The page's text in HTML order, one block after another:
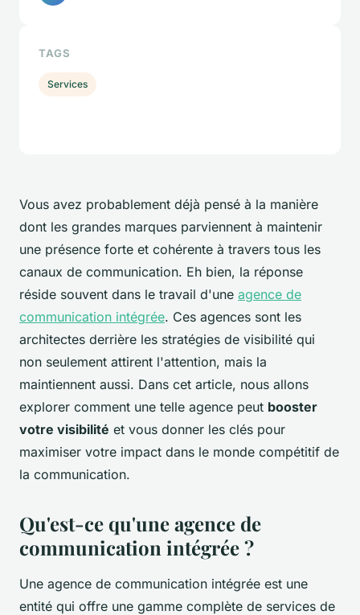
Vous avez probablement déjà pensé à la manière
dont les grandes marques parviennent à maintenir
une présence forte et cohérente à travers tous les
canaux de communication. Eh bien, la réponse
réside souvent dans le travail d'une agence de
communication intégrée. Ces agences sont les
architectes derrière les stratégies de visibilité qui
non seulement attirent l'attention, mais la
maintiennent aussi. Dans cet article, nous allons
explorer comment une telle agence peut booster
votre visibilité et vous donner les clés pour
maximiser votre impact dans le monde compétitif de
la communication.
Qu'est-ce qu'une agence de
communication intégrée ?
Une agence de communication intégrée est une
entité qui offre une gamme complète de services de
TAGS
Services